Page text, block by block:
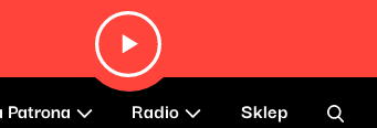
Patrona Radio Sklep